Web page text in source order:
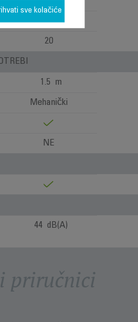
20
1.5 m
Mehanički
NE
44 dB(A)
priručnici
sve kolačiće